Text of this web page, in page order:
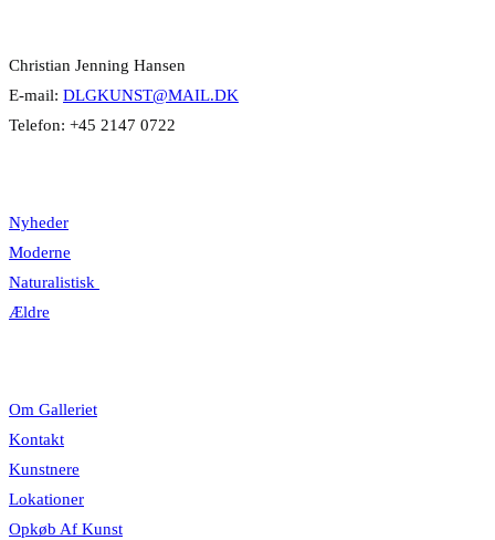
Christian Jenning Hansen
E-mail: DLGKUNST@MAIL.DK
Telefon: +45 2147 0722
Nyheder
Moderne
Naturalistisk
Ældre
Om Galleriet
Kontakt
Kunstnere
Lokationer
Opkøb Af Kunst